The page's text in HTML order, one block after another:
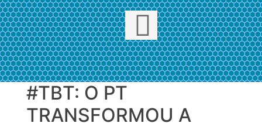
#TBT: O PT
TRANSFORMOU A